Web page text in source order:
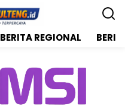
BERITA REGIONAL